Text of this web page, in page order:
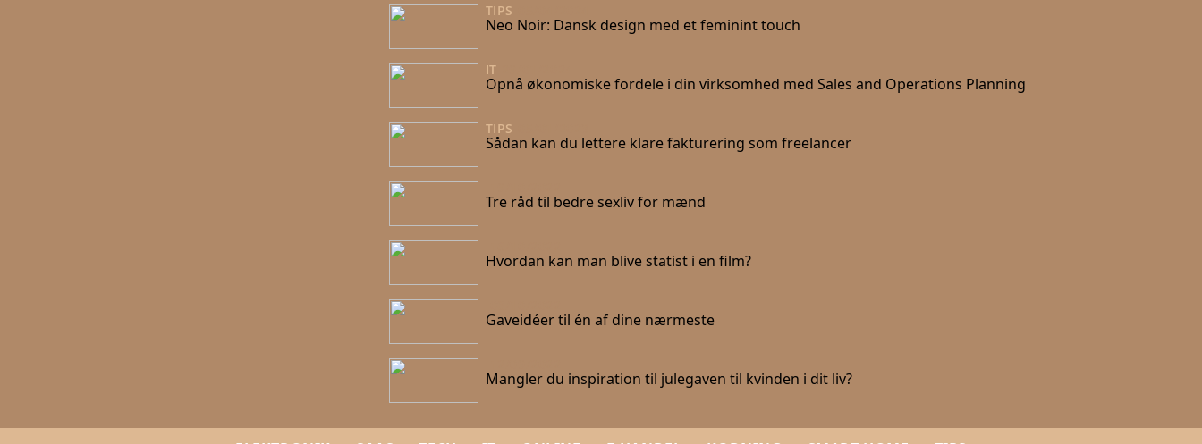
TIPS
Neo Noir: Dansk design med et feminint touch
IT
Opnå økonomiske fordele i din virksomhed med Sales and Operations Planning
TIPS
Sådan kan du lettere klare fakturering som freelancer
Tre råd til bedre sexliv for mænd
Hvordan kan man blive statist i en film?
Gaveidéer til én af dine nærmeste
Mangler du inspiration til julegaven til kvinden i dit liv?